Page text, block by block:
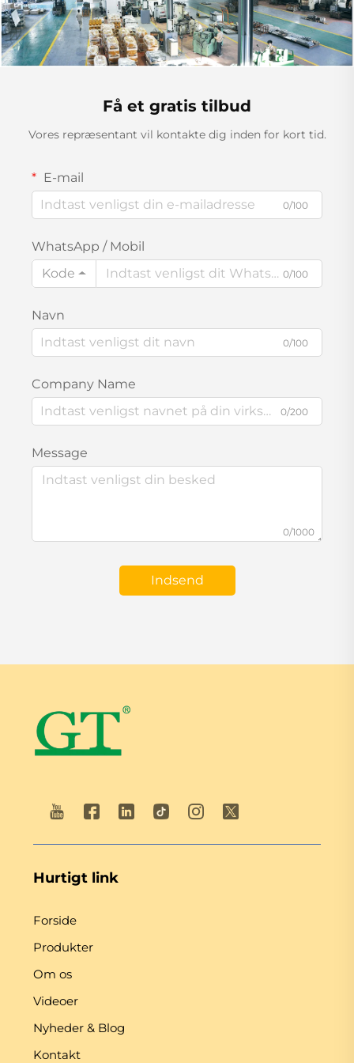
Få et gratis tilbud
Vores repræsentant vil kontakte dig inden for kort tid.
E-mail
0/100
WhatsApp / Mobil
Kode
0/100
Navn
0/100
Company Name
0/200
Message
0/1000
Indsend
Hurtigt link
Forside
Produkter
Om os
Videoer
Nyheder & Blog
Kontakt